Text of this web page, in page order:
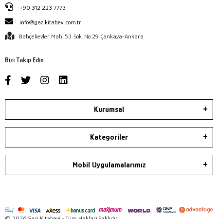
+90 312 223 7773
info@gazikitabevi.com.tr
Bahçelievler Mah. 53. Sok. No:29 Çankaya-Ankara
Bizi Takip Edin
Kurumsal
Kategoriler
Mobil Uygulamalarımız